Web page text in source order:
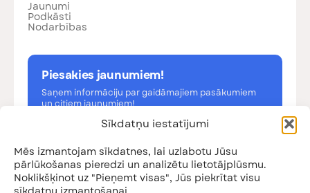
Sīkdatņu iestatījumi
Mēs izmantojam sīkdatnes, lai uzlabotu Jūsu
pārlūkošanas pieredzi un analizētu lietotājplūsmu.
Noklikšķinot uz "Pieņemt visas", Jūs piekrītat visu
Jaunumi
Podkāsti
Nodarbības
Piesakies jaunumiem!
Saņem informāciju par gaidāmajiem pasākumiem
un citiem jaunumiem!
Esmu iepazinies arprivātuma politiku